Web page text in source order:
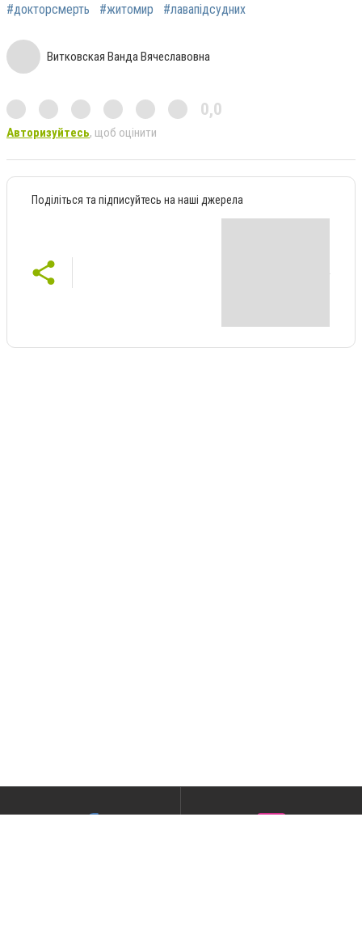
#докторсмерть #житомир #лавапідсудних
Витковская Ванда Вячеславовна
0,0
Авторизуйтесь, щоб оцінити
Поділіться та підписуйтесь на наші джерела